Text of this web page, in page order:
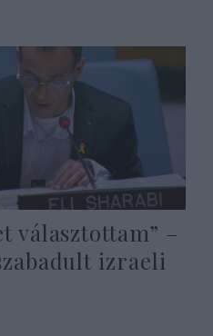
választottam” –
izraeli